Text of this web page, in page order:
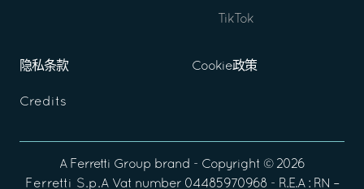
TikTok
隐私条款 Cookie政策
Credits
A Ferretti Group brand - Copyright © 2026
Ferretti S.p.A Vat number 04485970968 - R.E.A : RN –